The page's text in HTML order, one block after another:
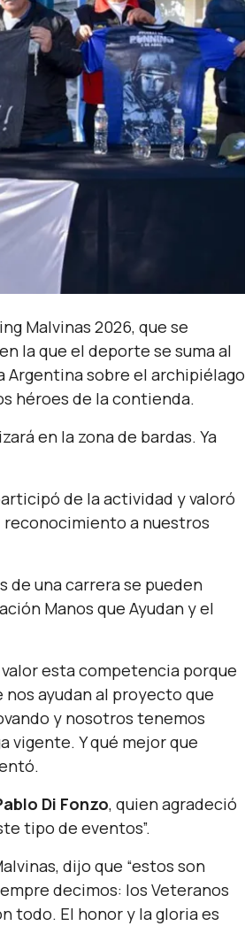
Malvinas 2026, que se
la que el deporte se suma al
Argentina sobre el archipiélago
héroes de la contienda.
en la zona de bardas. Ya
de la actividad y valoró
reconocimiento a nuestros
de una carrera se pueden
Manos que Ayudan y el
valor esta competencia porque
ayudan al proyecto que
y nosotros tenemos
vigente. Y qué mejor que
Di Fonzo, quien agradeció
tipo de eventos”.
dijo que “estos son
decimos: los Veteranos
todo. El honor y la gloria es